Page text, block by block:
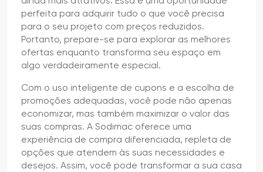
perfeita para adquirir tudo o que você precisa
para o seu projeto com preços reduzidos.
Portanto, prepare-se para explorar as melhores
ofertas enquanto transforma seu espaço em
algo verdadeiramente especial.
Com o uso inteligente de cupons e a escolha de
promoções adequadas, você pode não apenas
economizar, mas também maximizar o valor das
suas compras. A Sodimac oferece uma
experiência de compra diferenciada, repleta de
opções que atendem às suas necessidades e
desejos. Assim, você pode transformar a sua casa